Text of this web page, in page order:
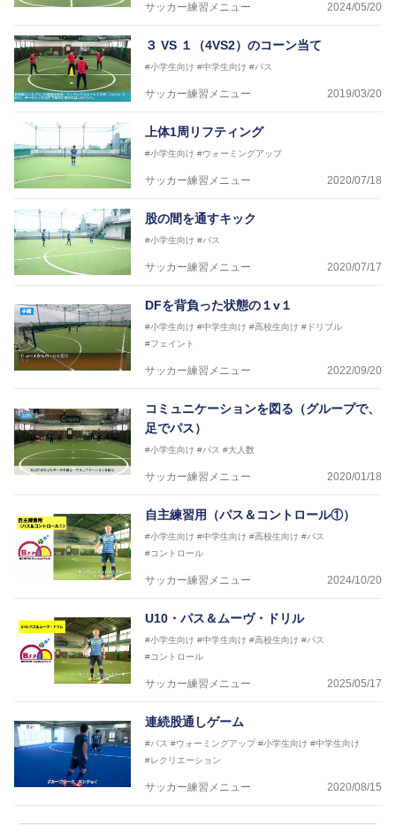
サッカー練習メニュー 2024/05/20
３ VS １（4VS2）のコーン当て
#小学生向け #中学生向け #パス
サッカー練習メニュー 2019/03/20
上体1周リフティング
#小学生向け #ウォーミングアップ
サッカー練習メニュー 2020/07/18
股の間を通すキック
#小学生向け #パス
サッカー練習メニュー 2020/07/17
DFを背負った状態の１v１
#小学生向け #中学生向け #高校生向け #ドリブル
#フェイント
サッカー練習メニュー 2022/09/20
コミュニケーションを図る（グループで、
足でパス）
#小学生向け #パス #大人数
サッカー練習メニュー 2020/01/18
自主練習用（パス＆コントロール①）
#小学生向け #中学生向け #高校生向け #パス
#コントロール
サッカー練習メニュー 2024/10/20
U10・パス＆ムーヴ・ドリル
#小学生向け #中学生向け #高校生向け #パス
#コントロール
サッカー練習メニュー 2025/05/17
連続股通しゲーム
#パス #ウォーミングアップ #小学生向け #中学生向け
#レクリエーション
サッカー練習メニュー 2020/08/15